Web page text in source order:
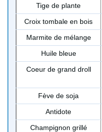
Tige de plante
Croix tombale en bois
Marmite de mélange
Huile bleue
Coeur de grand droll
Fève de soja
Antidote
Champignon grillé